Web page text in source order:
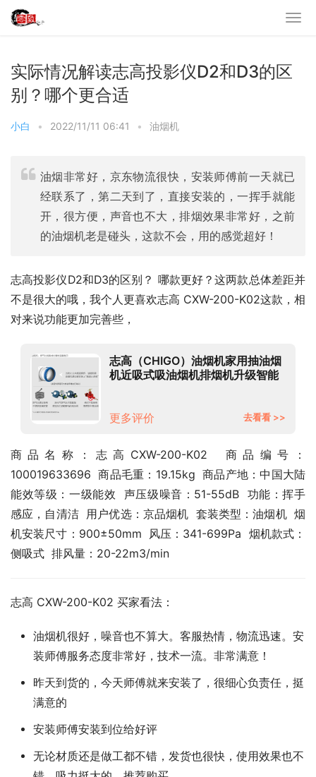
实际情况解读志高投影仪D2和D3的区
别？哪个更合适
小白 • 2022/11/11 06:41 • 油烟机
油烟非常好，京东物流很快，安装师傅前一天就已
经联系了，第二天到了，直接安装的，一挥手就能
开，很方便，声音也不大，排烟效果非常好，之前
的油烟机老是碰头，这款不会，用的感觉超好！
志高投影仪D2和D3的区别？ 哪款更好？这两款总体差距并
不是很大的哦，我个人更喜欢志高 CXW-200-K02这款，相
对来说功能更加完善些，
志高（CHIGO）油烟机家用抽油烟
机近吸式吸油烟机排烟机升级智能
更多评价
去看看 >>
商品名称：志高CXW-200-K02  商品编号：
100019633696  商品毛重：19.15kg  商品产地：中国大陆
能效等级：一级能效  声压级噪音：51-55dB  功能：挥手
感应，自清洁  用户优选：京品烟机  套装类型：油烟机  烟
机安装尺寸：900±50mm  风压：341-699Pa  烟机款式：
侧吸式  排风量：20-22m3/min
志高 CXW-200-K02 买家看法：
油烟机很好，噪音也不算大。客服热情，物流迅速。安
装师傅服务态度非常好，技术一流。非常满意！
昨天到货的，今天师傅就来安装了，很细心负责任，挺
满意的
安装师傅安装到位给好评
无论材质还是做工都不错，发货也很快，使用效果也不